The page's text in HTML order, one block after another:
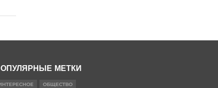
МЕТКИ
ОБЩЕСТВО